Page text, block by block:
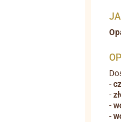
-
-
-
-